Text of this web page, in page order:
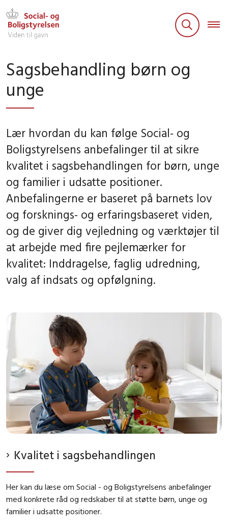
Sagsbehandling børn og
unge
Lær hvordan du kan følge Social- og
Boligstyrelsens anbefalinger til at sikre
kvalitet i sagsbehandlingen for børn, unge
og familier i udsatte positioner.
Anbefalingerne er baseret på barnets lov
og forsknings- og erfaringsbaseret viden,
og de giver dig vejledning og værktøjer til
at arbejde med fire pejlemærker for
kvalitet: Inddragelse, faglig udredning,
valg af indsats og opfølgning.
Kvalitet i sagsbehandlingen
Her kan du læse om Social - og Boligstyrelsens anbefalinger
med konkrete råd og redskaber til at støtte børn, unge og
familier i udsatte positioner.